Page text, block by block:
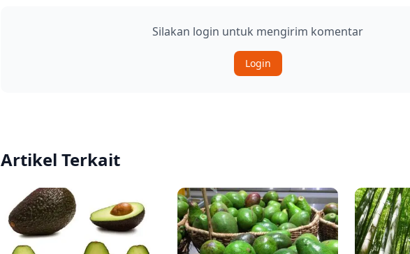
Silakan login untuk mengirim komentar
Login
Artikel Terkait